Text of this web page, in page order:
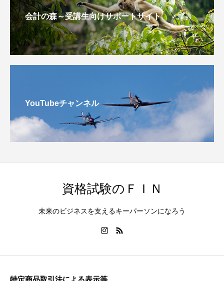
会計の森～受講生向けサポートサイト
YouTubeチャンネル
資格試験のＦＩＮ
未来のビジネスを支えるキーパーソンになろう
特定商品取引法による表示等